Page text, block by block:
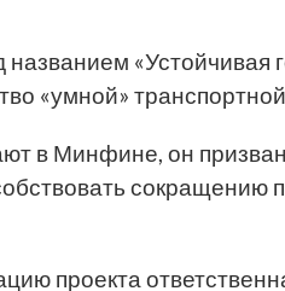
названием «Устойчивая
«умной»
в Минфине, он
сокращению
проекта